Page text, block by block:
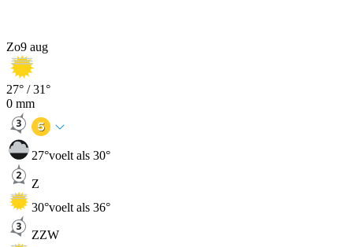
Zo9 aug
27° /31°
0 mm
27°voelt als 30°
Z
30°voelt als 36°
ZZW